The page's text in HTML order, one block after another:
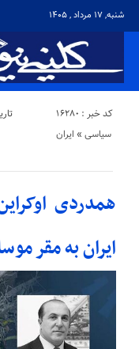
شنبه, ۱۷ مرداد , ۱۴۰۵
کد خبر : 16280
ایران « سیاسی
همدردی
ایران به مقر